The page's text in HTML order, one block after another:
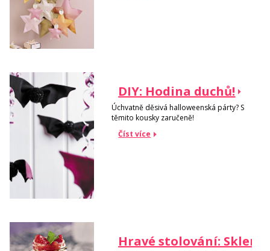
DIY: Hodina duchů!
Úchvatně děsivá halloweenská párty? S
těmito kousky zaručeně!
Číst více
Hravé stolování: